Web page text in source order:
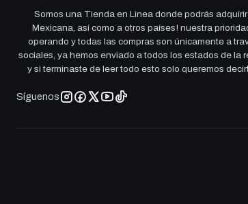
Somos una Tienda en Linea donde podrás
Mexicana, así como a otros países! nuestra
operando y todas las compras son únicamente a
sociales, ya hemos enviado a todos los estados de
y si terminaste de leer todo esto solo queremos
Síguenos